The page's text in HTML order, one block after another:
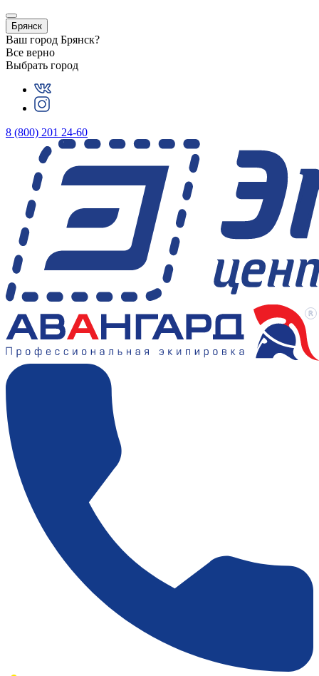
Брянск
Ваш город Брянск?
Все верно
Выбрать город
8 (800) 201 24-60